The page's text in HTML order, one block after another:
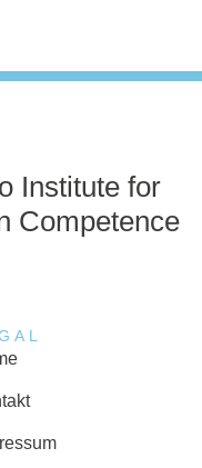
Institute for
Competence